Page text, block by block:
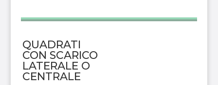
QUADRATI
CON SCARICO
LATERALE O
CENTRALE